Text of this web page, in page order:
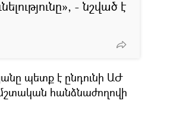
- նշված է
պետք է ընդունի ԱԺ
հանձնաժողովի